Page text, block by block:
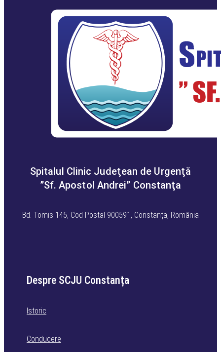
Spitalul Clinic Judeţean de Urgenţă
”Sf. Apostol Andrei” Constanţa
Bd. Tomis 145, Cod Postal 900591, Constanța, România
Despre SCJU Constanța
Istoric
Conducere